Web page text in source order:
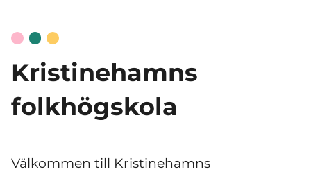
Kristinehamns
folkhögskola
Välkommen till Kristinehamns